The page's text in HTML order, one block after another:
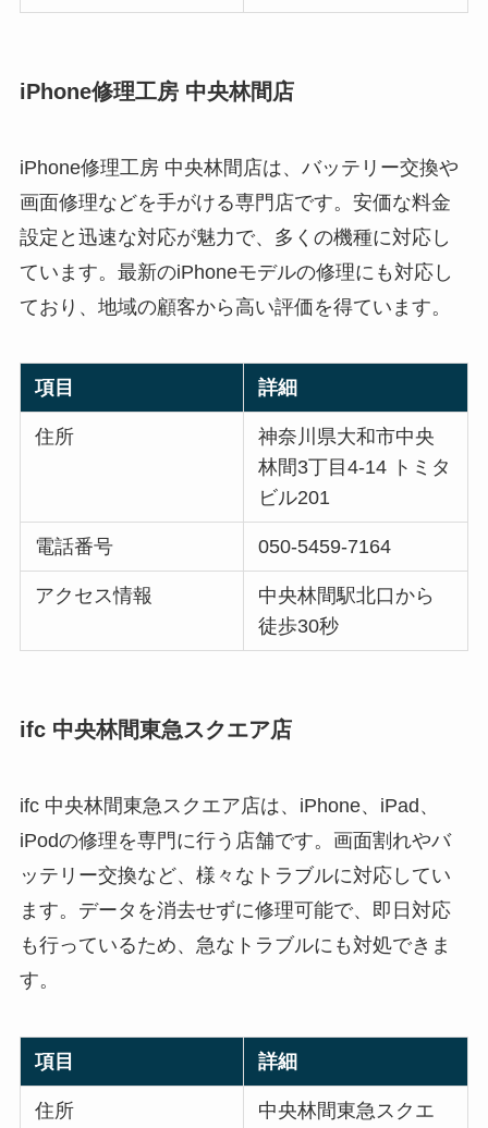
iPhone修理工房 中央林間店
iPhone修理工房 中央林間店は、バッテリー交換や
画面修理などを手がける専門店です。安価な料金
設定と迅速な対応が魅力で、多くの機種に対応し
ています。最新のiPhoneモデルの修理にも対応し
ており、地域の顧客から高い評価を得ています。
項目 詳細
住所
神奈川県大和市中央
林間3丁目4-14 トミタ
ビル201
電話番号 050-5459-7164
アクセス情報
中央林間駅北口から
徒歩30秒
ifc 中央林間東急スクエア店
ifc 中央林間東急スクエア店は、iPhone、iPad、
iPodの修理を専門に行う店舗です。画面割れやバ
ッテリー交換など、様々なトラブルに対応してい
ます。データを消去せずに修理可能で、即日対応
も行っているため、急なトラブルにも対処できま
す。
項目 詳細
住所
中央林間東急スクエ